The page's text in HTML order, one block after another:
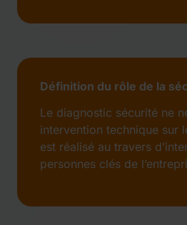
Définition du rôle de la
Le diagnostic sécurité ne
intervention technique sur
est réalisé au travers
personnes clés de